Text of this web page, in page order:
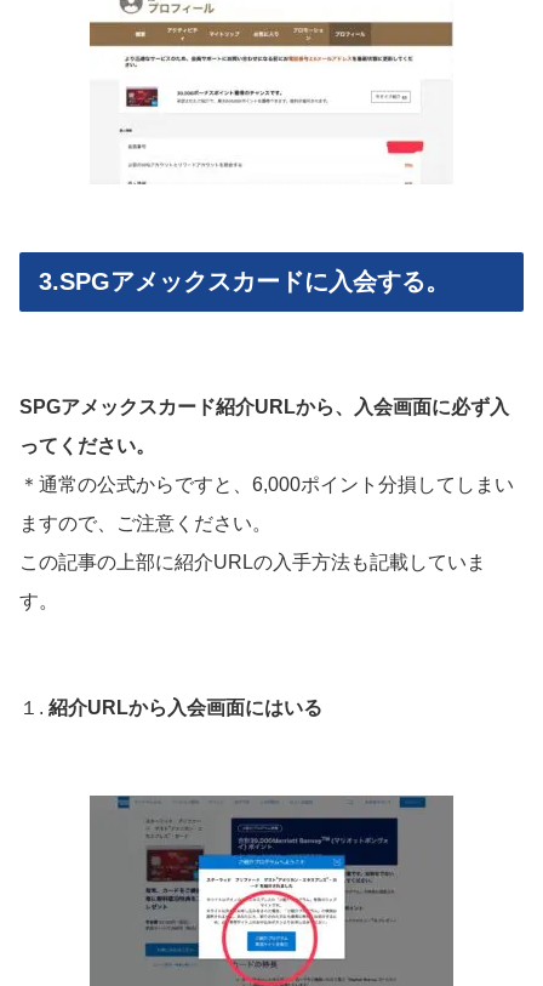
3.SPGアメックスカードに入会する。
SPGアメックスカード紹介URLから、入会画面に必ず入
ってください。
＊通常の公式からですと、6,000ポイント分損してしまい
ますので、ご注意ください。
この記事の上部に紹介URLの入手方法も記載していま
す。
１. 紹介URLから入会画面にはいる